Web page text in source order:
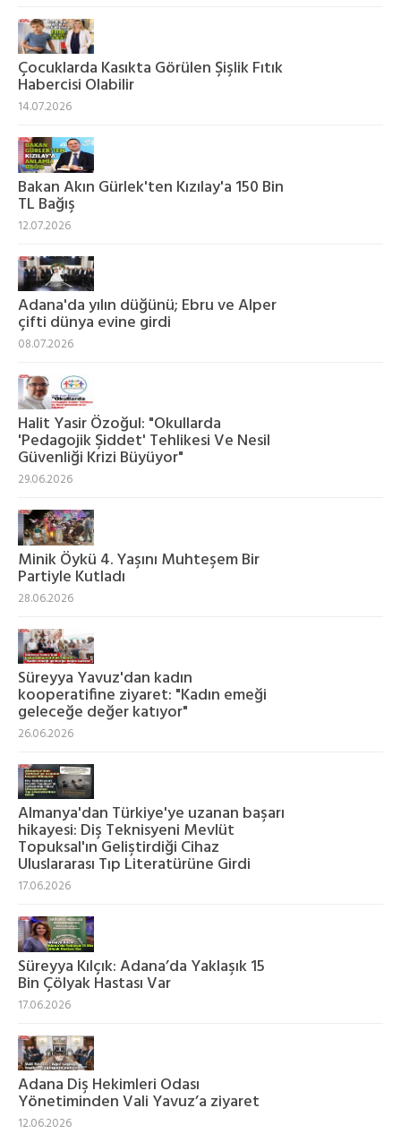
Çocuklarda Kasıkta Görülen Şişlik Fıtık
Habercisi Olabilir
14.07.2026
Bakan Akın Gürlek'ten Kızılay'a 150 Bin
TL Bağış
12.07.2026
Adana'da yılın düğünü; Ebru ve Alper
çifti dünya evine girdi
08.07.2026
Halit Yasir Özoğul: "Okullarda
'Pedagojik Şiddet' Tehlikesi Ve Nesil
Güvenliği Krizi Büyüyor"
29.06.2026
Minik Öykü 4. Yaşını Muhteşem Bir
Partiyle Kutladı
28.06.2026
Süreyya Yavuz'dan kadın
kooperatifine ziyaret: "Kadın emeği
geleceğe değer katıyor"
26.06.2026
Almanya'dan Türkiye'ye uzanan başarı
hikayesi: Diş Teknisyeni Mevlüt
Topuksal'ın Geliştirdiği Cihaz
Uluslararası Tıp Literatürüne Girdi
17.06.2026
Süreyya Kılçık: Adana’da Yaklaşık 15
Bin Çölyak Hastası Var
17.06.2026
Adana Diş Hekimleri Odası
Yönetiminden Vali Yavuz’a ziyaret
12.06.2026